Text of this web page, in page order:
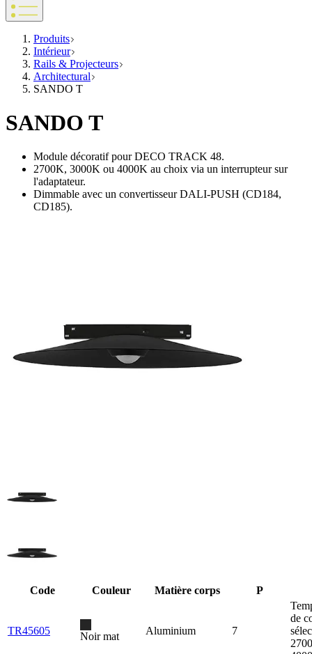
Produits
Intérieur
Rails & Projecteurs
Architectural
SANDO T
SANDO T
Module décoratif pour DECO TRACK 48.
2700K, 3000K ou 4000K au choix via un interrupteur sur
l'adaptateur.
Dimmable avec un convertisseur DALI-PUSH (CD184,
CD185).
Code Couleur Matière corps P
TR45605 Noir mat Aluminium 7
de